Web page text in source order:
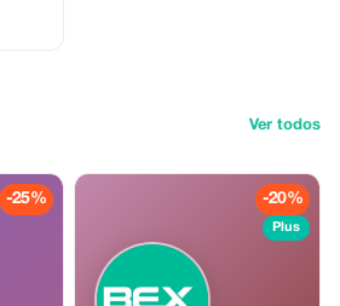
Ver todos
-25% -20%
Plus